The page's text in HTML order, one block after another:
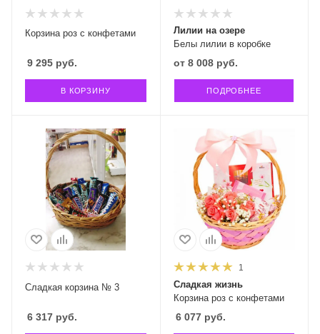
Корзина роз с конфетами
9 295 руб.
В КОРЗИНУ
Белы лилии в коробке
Лилии на озере
от 8 008 руб.
ПОДРОБНЕЕ
Сладкая корзина № 3
6 317 руб.
1
Корзина роз с конфетами
Сладкая жизнь
6 077руб.